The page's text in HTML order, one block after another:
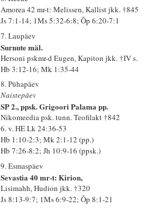
Amorea 42 mr-t: Melissen, Kallist jkk. †845
Js 7:1-14; 1Ms 5:32-6:8; Õp 6:20-7:1
7. Laupäev
Surnute mäl.
Hersoni pskmr-d Eugen, Kapiton jkk. †IV s.
Hb 3:12-16; Mk 1:35-44
8. Pühapäev
Naistepäev
SP 2., ppsk. Grigoori Palama pp.
Nikomeedia psk. tunn. Teofilakt †842
6. v. HE Lk 24:36-53
Hb 1:10-2:3; Mk 2:1-12 (pp.)
Hb 7:26-8:2; Jh 10:9-16 (ppsk.)
9. Esmaspäev
Sevastia 40 mr-t: Kirion,
Lisimahh, Hudion jkk. †320
Js 8:13-9:7; 1Ms 6:9-22; Õp 8:1-21